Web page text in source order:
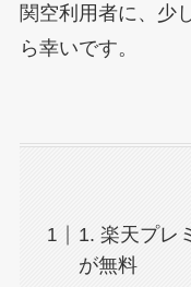
関空利用者に、少
ら幸いです。
1. 楽天プレ
が無料